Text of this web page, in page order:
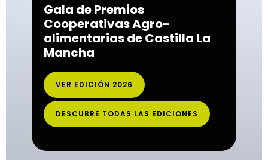
Gala de Premios
Cooperativas Agro-
alimentarias de Castilla La
Mancha
VER EDICIÓN 2026
DESCUBRE TODAS LAS EDICIONES